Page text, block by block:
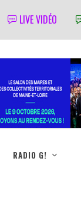
LIVE VIDÉO
RADIO G!